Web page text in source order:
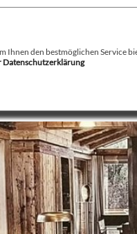
Ihnen den bestmöglichen Service
Datenschutzerklärung